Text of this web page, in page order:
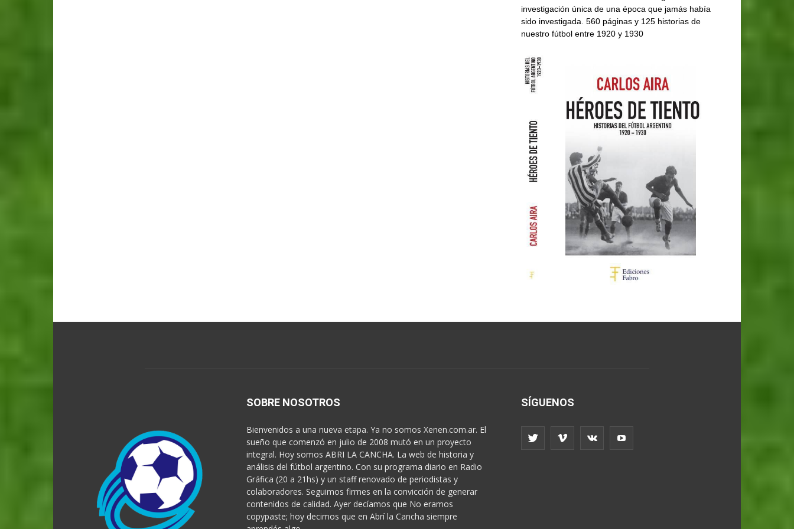
investigación única de una época que jamás había
sido investigada. 560 páginas y 125 historias de
nuestro fútbol entre 1920 y 1930
SOBRE NOSOTROS
Bienvenidos a una nueva etapa. Ya no somos Xenen.com.ar. El
sueño que comenzó en julio de 2008 mutó en un proyecto
integral. Hoy somos ABRI LA CANCHA. La web de historia y
análisis del fútbol argentino. Con su programa diario en Radio
Gráfica (20 a 21hs) y un staff renovado de periodistas y
colaboradores. Seguimos firmes en la convicción de generar
contenidos de calidad. Ayer decíamos que No eramos
copypaste; hoy decimos que en Abrí la Cancha siempre
SÍGUENOS